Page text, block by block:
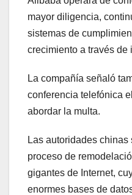
mayor diligencia,
sistemas de
crecimiento a través de
La compañía señaló
conferencia telefónica
abordar la multa.
Las autoridades chinas
proceso de
gigantes de Internet,
enormes bases de